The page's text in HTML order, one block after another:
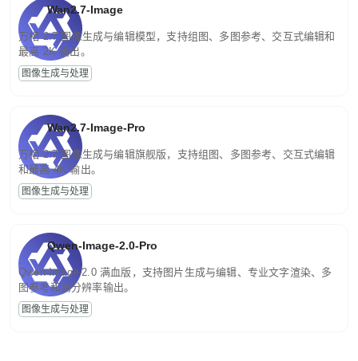
Wan2.7-Image
万相 2.7 图像生成与编辑模型，支持组图、多图参考、交互式编辑和
最高 2K 输出。
图像生成与处理
Wan2.7-Image-Pro
万相 2.7 图像生成与编辑旗舰版，支持组图、多图参考、交互式编辑
和最高 4K 输出。
图像生成与处理
Qwen-Image-2.0-Pro
Qwen-Image-2.0 满血版，支持图片生成与编辑、专业文字渲染、多
图参考和高分辨率输出。
图像生成与处理